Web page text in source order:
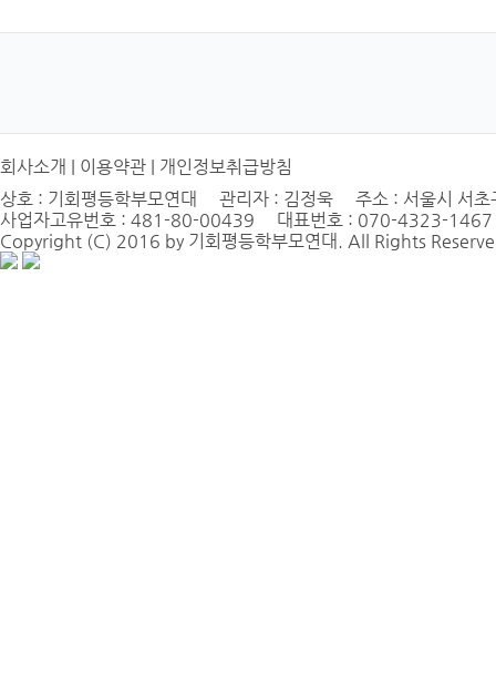
회사소개 | 이용약관 | 개인정보취급방침
상호 : 기회평등학부모연대 관리자 : 김정욱 주소 : 서울시 서
사업자고유번호 : 481-80-00439 대표번호 : 070-4323-
Copyright (C) 2016 by 기회평등학부모연대. All Rights